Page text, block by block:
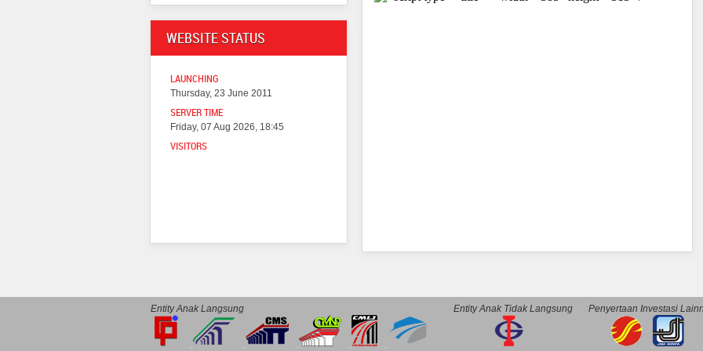
WEBSITE STATUS
LAUNCHING
Thursday, 23 June 2011
SERVER TIME
Friday, 07 Aug 2026, 18:45
VISITORS
Entity Anak Langsung Entity Anak Tidak Langsung Penyertaan Investasi